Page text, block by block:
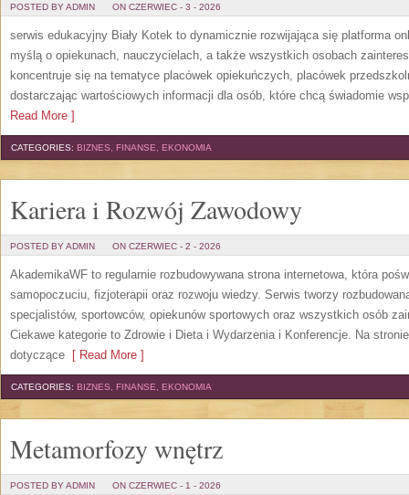
POSTED BY ADMIN ON CZERWIEC - 3 - 2026
serwis edukacyjny Biały Kotek to dynamicznie rozwijająca się platforma
myślą o opiekunach, nauczycielach, a także wszystkich osobach
koncentruje się na tematyce placówek opiekuńczych, placówek
dostarczając wartościowych informacji dla osób, które chcą świadomie
Read More ]
CATEGORIES: BIZNES, FINANSE, EKONOMIA
Kariera i Rozwój Zawodowy
POSTED BY ADMIN ON CZERWIEC - 2 - 2026
AkademikaWF to regularnie rozbudowywana strona internetowa, która
samopoczuciu, fizjoterapii oraz rozwoju wiedzy. Serwis tworzy
specjalistów, sportowców, opiekunów sportowych oraz wszystkich osób
Ciekawe kategorie to Zdrowie i Dieta i Wydarzenia i Konferencje. Na
dotyczące [ Read More ]
CATEGORIES: BIZNES, FINANSE, EKONOMIA
Metamorfozy wnętrz
POSTED BY ADMIN ON CZERWIEC - 1 - 2026